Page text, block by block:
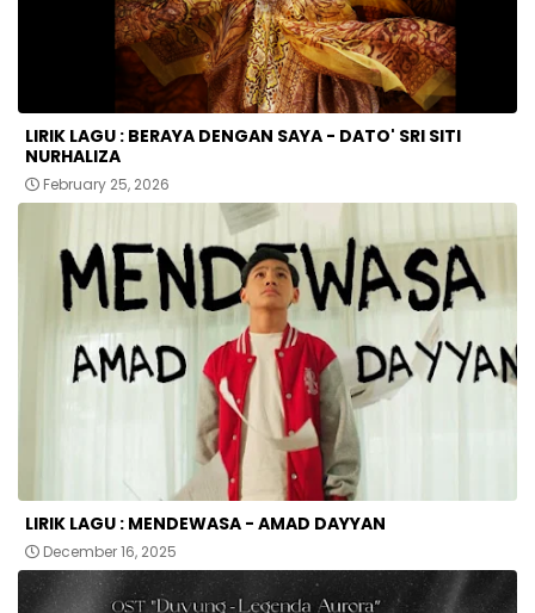
LIRIK LAGU : BERAYA DENGAN SAYA - DATO' SRI SITI
NURHALIZA
February 25, 2026
LIRIK LAGU : MENDEWASA - AMAD DAYYAN
December 16, 2025